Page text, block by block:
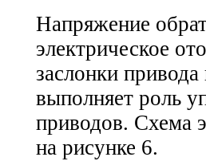
Напряжение
электрическое
заслонки
выполняет роль
приводов. Схема
на рисунке 6.